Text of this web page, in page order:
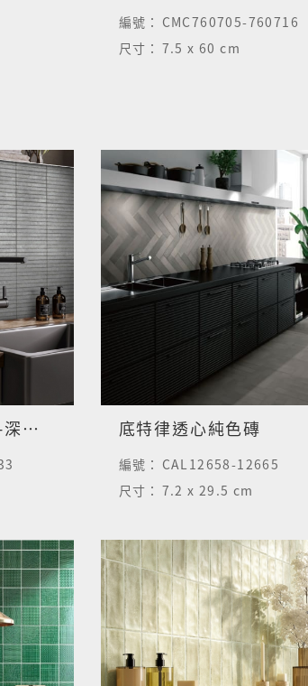
編號： CMC760705-760716
尺寸： 7.5 x 60 cm
帕利尼石紋馬賽克磚-深谷灰 底特律透心純色磚
編號： CAL12658-12665
尺寸： 7.2 x 29.5 cm